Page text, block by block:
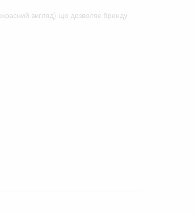
вигляд) що дозволяє бренду